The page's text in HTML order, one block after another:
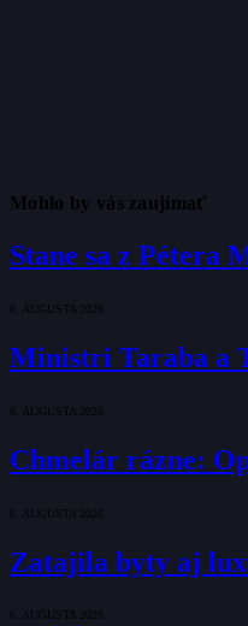
Mohlo by vás zaujímať
Stane sa z Pétera
6. AUGUSTA 2026
Ministri Taraba a
6. AUGUSTA 2026
Chmelár rázne:
6. AUGUSTA 2026
Zatajila byty aj
6. AUGUSTA 2026